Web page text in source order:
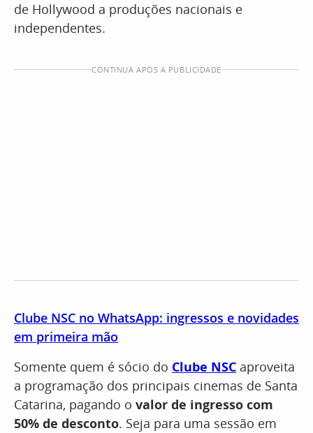
de Hollywood a produções nacionais e
independentes.
CONTINUA APÓS A PUBLICIDADE
Clube NSC no WhatsApp: ingressos e novidades
em primeira mão
Somente quem é sócio do Clube NSC aproveita
a programação dos principais cinemas de Santa
Catarina, pagando o valor de ingresso com
50% de desconto. Seja para uma sessão em